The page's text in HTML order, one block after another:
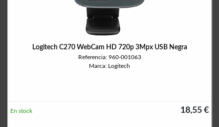
Logitech C270 WebCam HD 720p 3Mpx USB Negra
Referencia: 960-001063
Marca: Logitech
18,55 €
En stock